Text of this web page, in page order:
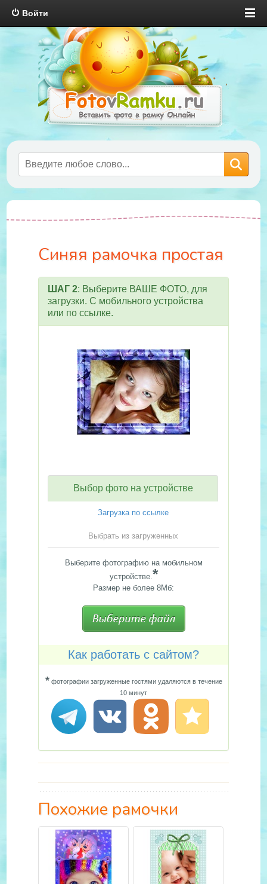
Войти
Синяя рамочка простая
ШАГ 2: Выберите ВАШЕ ФОТО, для
загрузки. С мобильного устройства
или по ссылке.
Выбор фото на устройстве
Загрузка по ссылке
Выбрать из загруженных
Выберите фотографию на мобильном
устройстве.*
Размер не более 8Мб:
Как работать с сайтом?
*фотографии загруженные гостями удаляются в течение
10 минут
Похожие рамочки